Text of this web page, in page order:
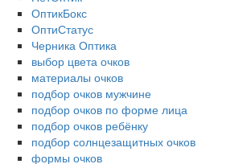
ОптикБокс
ОптиСтатус
Черника Оптика
выбор цвета очков
материалы очков
подбор очков мужчине
подбор очков по форме лица
подбор очков ребёнку
подбор солнцезащитных очков
формы очков